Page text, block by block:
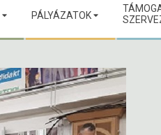
PÁLYÁZATOK